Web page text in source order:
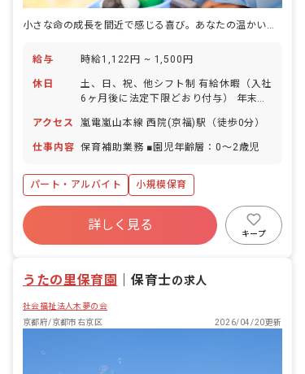
小さな命の成長を間近で感じる喜び。あなたの温かい手で未来を育みませんか？
給与 時給1,122円 ~ 1,500円
休日
土、日、祝、他シフト制 有給休暇（入社
6ヶ月後に法定下限どおり付与） 年末年
アクセス
嵐電嵐山本線 西院(京福)駅（徒歩0分）
仕事内容 保育補助業務 ■園児年齢層：0～2歳児
パート・アルバイト 小規模保育
詳しく見る
キープ
うたの里保育園 ｜保育士の求人
社会福祉法人木夢の会
京都府/京都市右京区
2026/04/20更新